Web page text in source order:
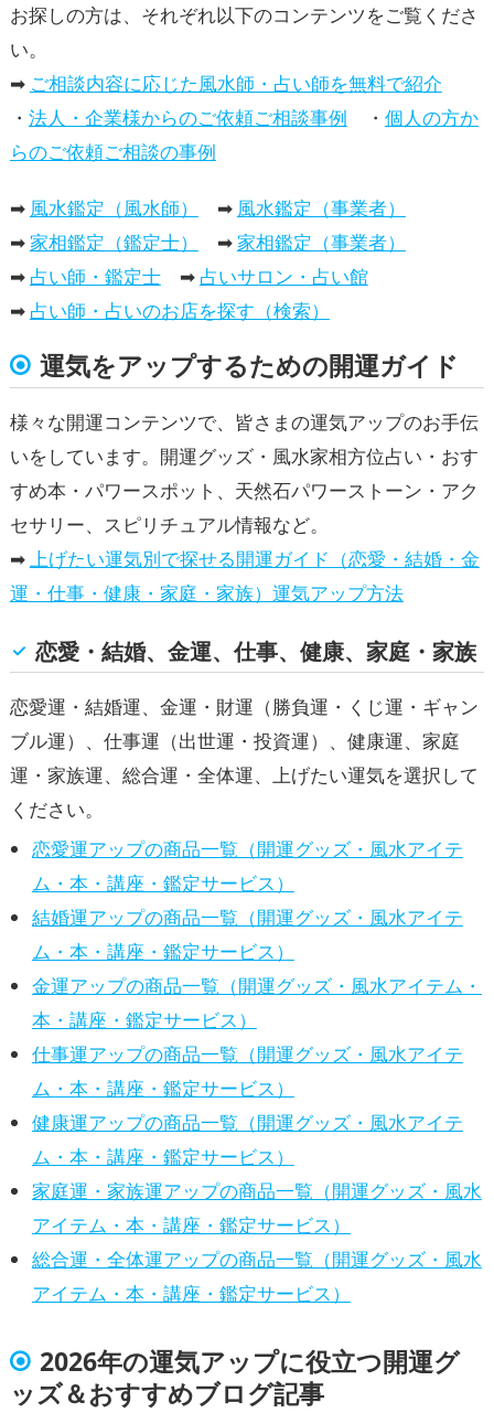
お探しの方は、それぞれ以下のコンテンツをご覧くださ
い。
➡ ご相談内容に応じた風水師・占い師を無料で紹介
・ 法人・企業様からのご依頼ご相談事例 ・ 個人の方か
らのご依頼ご相談の事例
➡ 風水鑑定（風水師） ➡ 風水鑑定（事業者）
➡ 家相鑑定（鑑定士） ➡ 家相鑑定（事業者）
➡ 占い師・鑑定士➡ 占いサロン・占い館
➡ 占い師・占いのお店を探す（検索）
運気をアップするための開運ガイド
様々な開運コンテンツで、皆さまの運気アップのお手伝
いをしています。開運グッズ・風水家相方位占い・おす
すめ本・パワースポット、天然石パワーストーン・アク
セサリー、スピリチュアル情報など。
➡上げたい運気別で探せる開運ガイド（恋愛・結婚・金
運・仕事・健康・家庭・家族）運気アップ方法
恋愛・結婚、金運、仕事、健康、家庭・家族
恋愛運・結婚運、金運・財運（勝負運・くじ運・ギャン
ブル運）、仕事運（出世運・投資運）、健康運、家庭
運・家族運、総合運・全体運、上げたい運気を選択して
ください。
恋愛運アップの商品一覧（開運グッズ・風水アイテ
ム・本・講座・鑑定サービス）
結婚運アップの商品一覧（開運グッズ・風水アイテ
ム・本・講座・鑑定サービス）
金運アップの商品一覧（開運グッズ・風水アイテム・
本・講座・鑑定サービス）
仕事運アップの商品一覧（開運グッズ・風水アイテ
ム・本・講座・鑑定サービス）
健康運アップの商品一覧（開運グッズ・風水アイテ
ム・本・講座・鑑定サービス）
家庭運・家族運アップの商品一覧（開運グッズ・風水
アイテム・本・講座・鑑定サービス）
総合運・全体運アップの商品一覧（開運グッズ・風水
アイテム・本・講座・鑑定サービス）
2026年の運気アップに役立つ開運グ
ッズ＆おすすめブログ記事